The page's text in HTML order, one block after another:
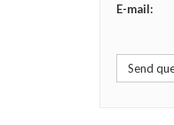
E-mail:
Send